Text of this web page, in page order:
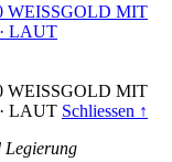
WEISSGOLD MIT
· LAUT
WEISSGOLD MIT
· LAUT Schliessen ↑
Legierung